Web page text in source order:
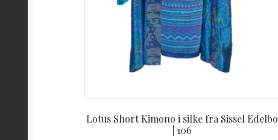
Lotus Short Kimono i silke fra Sissel Edelbo
| 106